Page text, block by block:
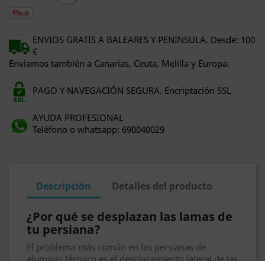
ENVIOS GRATIS A BALEARES Y PENINSULA. Desde: 100
€
Enviamos también a Canarias, Ceuta, Melilla y Europa.
PAGO Y NAVEGACIÓN SEGURA. Encriptación SSL
AYUDA PROFESIONAL
Teléfono o whatsapp: 690040029
Descripción Detalles del producto
¿Por qué se desplazan las lamas de
tu persiana?
El problema más común en las persianas de
aluminio térmico es el desplazamiento lateral de las